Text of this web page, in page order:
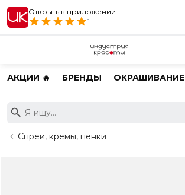
Открыть в приложении
1
АКЦИИ 🔥 БРЕНДЫ ОКРАШИВАНИЕ
Спреи, кремы, пенки